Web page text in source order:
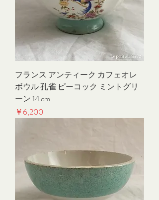
フランス アンティーク カフェオレ
ボウル 孔雀 ピーコック ミントグリ
ーン 14 cm
価格
￥6,200